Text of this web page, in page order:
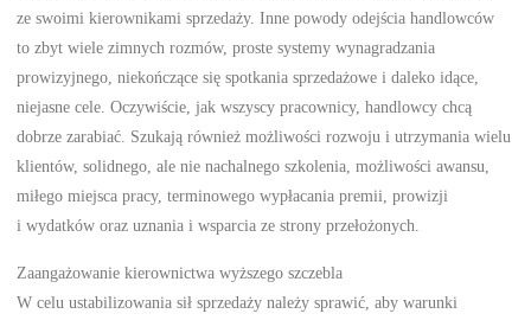
ze swoimi kierownikami sprzedaży. Inne powody odejścia handlowców
to zbyt wiele zimnych rozmów, proste systemy wynagradzania
prowizyjnego, niekończące się spotkania sprzedażowe i daleko idące,
niejasne cele. Oczywiście, jak wszyscy pracownicy, handlowcy chcą
dobrze zarabiać. Szukają również możliwości rozwoju i utrzymania wielu
klientów, solidnego, ale nie nachalnego szkolenia, możliwości awansu,
miłego miejsca pracy, terminowego wypłacania premii, prowizji
i wydatków oraz uznania i wsparcia ze strony przełożonych.
Zaangażowanie kierownictwa wyższego szczebla
W celu ustabilizowania sił sprzedaży należy sprawić, aby warunki